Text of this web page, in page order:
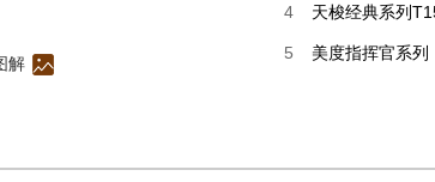
解
4 天梭经典系列
5 美度指挥官系列